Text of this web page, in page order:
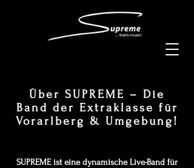
Über SUPREME – Die
Band der Extraklasse für
Vorarlberg & Umgebung!
SUPREME ist eine dynamische Live-Band für